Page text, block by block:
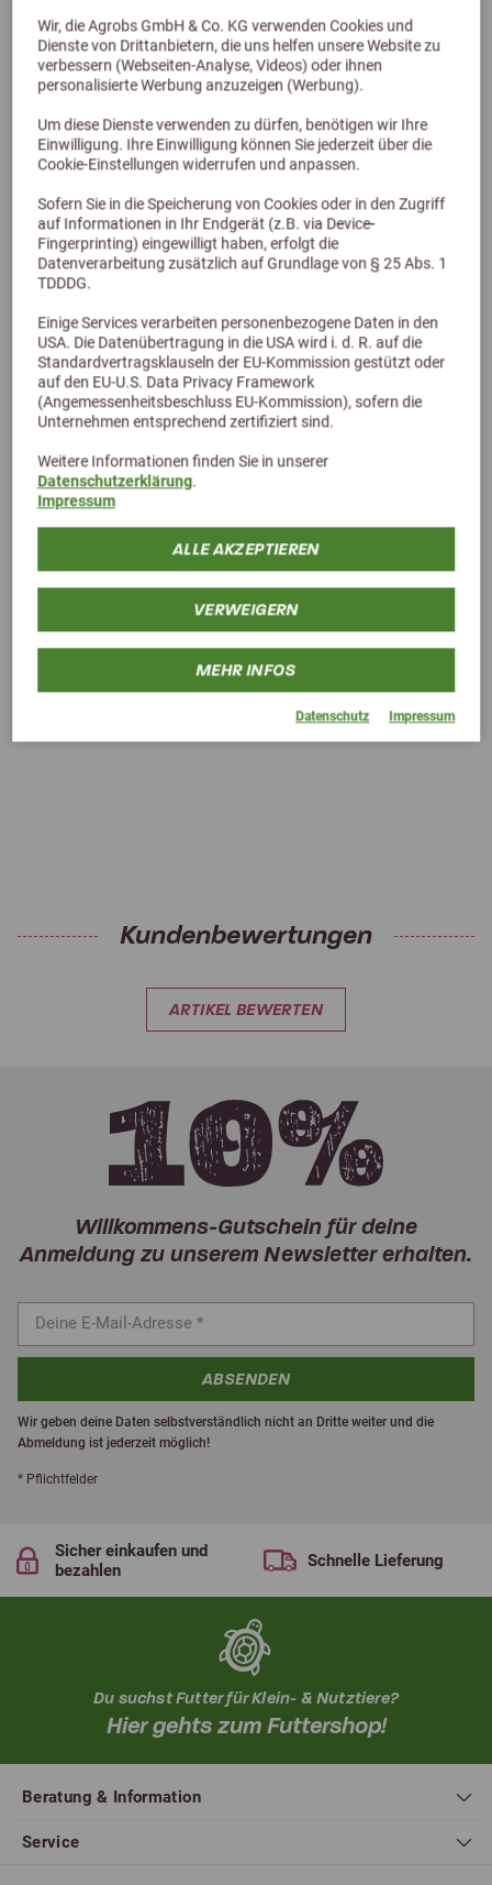
Wir, die Agrobs GmbH & Co. KG verwenden Cookies und
Dienste von Drittanbietern, die uns helfen unsere Website zu
verbessern (Webseiten-Analyse, Videos) oder ihnen
personalisierte Werbung anzuzeigen (Werbung).
Um diese Dienste verwenden zu dürfen, benötigen wir Ihre
Einwilligung. Ihre Einwilligung können Sie jederzeit über die
Cookie-Einstellungen widerrufen und anpassen.
Sofern Sie in die Speicherung von Cookies oder in den Zugriff
auf Informationen in Ihr Endgerät (z.B. via Device-
Fingerprinting) eingewilligt haben, erfolgt die
Datenverarbeitung zusätzlich auf Grundlage von § 25 Abs. 1
TDDDG.
Einige Services verarbeiten personenbezogene Daten in den
USA. Die Datenübertragung in die USA wird i. d. R. auf die
Standardvertragsklauseln der EU-Kommission gestützt oder
auf den EU-U.S. Data Privacy Framework
(Angemessenheitsbeschluss EU-Kommission), sofern die
Unternehmen entsprechend zertifiziert sind.
Weitere Informationen finden Sie in unserer
Datenschutzerklärung.
Impressum
ALLE AKZEPTIEREN
VERWEIGERN
MEHR INFOS
Datenschutz Impressum
Herstellerinformation
Kunden kauften auch
Olimond BB gut 1L
69,95 €
Previous Next
Kundenbewertungen
ARTIKEL BEWERTEN
Willkommens-Gutschein für deine
Anmeldung zu unserem Newsletter erhalten.
ABSENDEN
Wir geben deine Daten selbstverständlich nicht an Dritte weiter und die
Abmeldung ist jederzeit möglich!
* Pflichtfelder
Sicher einkaufen und
bezahlen
Schnelle Lieferung
Du suchst Futter für Klein- & Nutztiere?
Hier gehts zum Futtershop!
Beratung & Information
Service